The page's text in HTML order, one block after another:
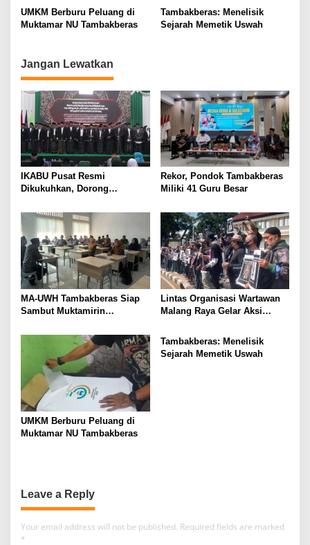
i
o
Ireng”
UMKM Berburu Peluang di
Muktamar NU Tambakberas
Tambakberas: Menelisik
Sejarah Memetik Uswah
Jangan Lewatkan
IKABU Pusat Resmi
Dikukuhkan, Dorong
Alumni
Rekor, Pondok Tambakberas
Miliki 41 Guru Besar
MA-UWH Tambakberas Siap
Sambut Muktamirin
Lintas Organisasi Wartawan
Malang Raya Gelar Aksi
Ireng”
UMKM Berburu Peluang di
Muktamar NU Tambakberas
Tambakberas: Menelisik
Sejarah Memetik Uswah
Leave a Reply
Your email address will not be published. Required fields are marked
*